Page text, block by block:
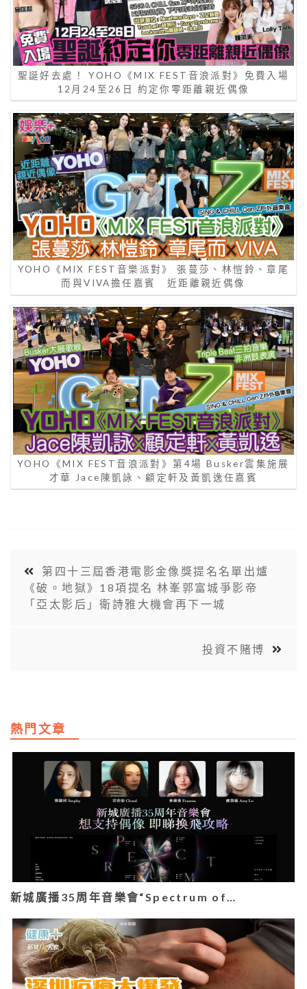
聖誕好去處！ YOHO《MIX FEST音浪派對》免費入場
12月24至26日 約定你零距離親近偶像
YOHO《MIX FEST音樂派對》 張蔓莎、林愷鈴、章尾
而與VIVA擔任嘉賓 近距離親近偶像
YOHO《MIX FEST音浪派對》第4場 Busker雲集施展
才華 Jace陳凱詠、顧定軒及黃凱逸任嘉賓
第四十三屆香港電影金像獎提名名單出爐
《破。地獄》18項提名 林峯郭富城爭影帝
「亞太影后」衛詩雅大機會再下一城
投資不賭博
熱門文章
新城廣播35周年音樂會“Spectrum of…